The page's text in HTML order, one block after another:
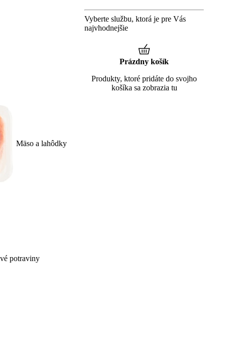
Mäso a lahôdky
potraviny
Vyberte službu, ktorá je pre Vás
najvhodnejšie
Prázdny košík
Produkty, ktoré pridáte do svojho
košíka sa zobrazia tu